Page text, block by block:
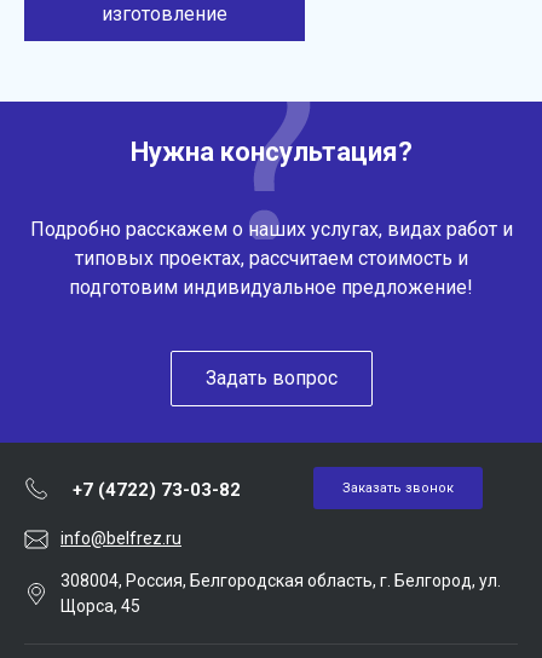
изготовление
Нужна консультация?
Подробно расскажем о наших услугах, видах работ и
типовых проектах, рассчитаем стоимость и
подготовим индивидуальное предложение!
Задать вопрос
+7 (4722) 73-03-82 Заказать звонок
info@belfrez.ru
308004, Россия, Белгородская область, г. Белгород, ул.
Щорса, 45